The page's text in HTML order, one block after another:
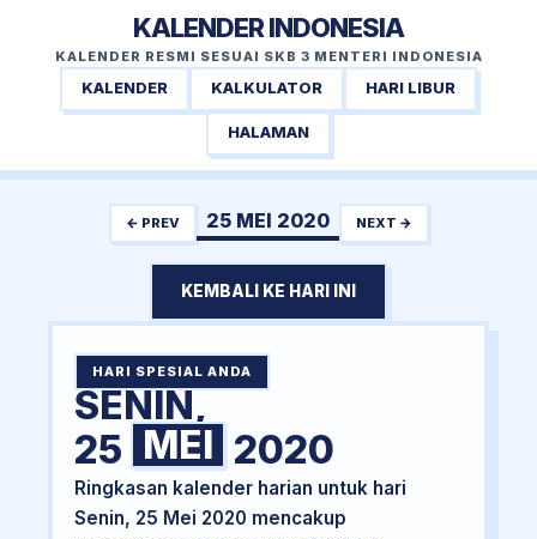
KALENDER INDONESIA
KALENDER RESMI SESUAI SKB 3 MENTERI INDONESIA
KALENDER KALKULATOR HARI LIBUR
HALAMAN
← PREV 25 MEI 2020 NEXT →
KEMBALI KE HARI INI
HARI SPESIAL ANDA
SENIN,
25 MEI 2020
Ringkasan kalender harian untuk hari
Senin, 25 Mei 2020 mencakup